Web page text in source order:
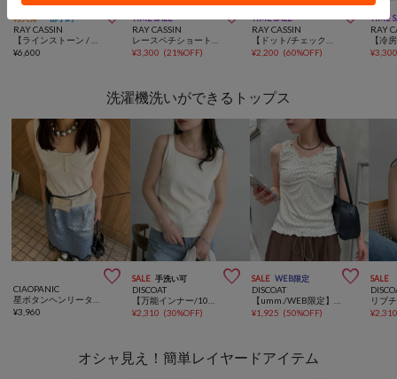
再入荷 一部予約 
RAY CASSIN
¥6,600
TIME SALE 
RAY CASSIN
¥3,300 (21%OFF)
TIME SALE 
RAY CASSIN
¥2,200 (60%OFF)
TIME
RAY
¥
洗濯機洗いができるトップス

CIAOPANIC
¥3,960
SALE 手洗い可 
DISCOAT
¥2,310 (30%OFF)
SALE WEB限定 
DISCOAT
¥1,925 (50%OFF)
SALE
¥
オシャ見え！簡単レイヤードアイテム